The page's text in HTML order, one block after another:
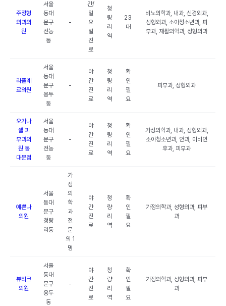
주정형
외과의
원
서울
동대
문구
전농
동
-
간/
일
요
일
진
료
청
량
리
역
23
대
비뇨의학과, 내과, 신경외과,
성형외과, 소아청소년과, 피
부과, 재활의학과, 정형외과
라플레
르의원
서울
동대
문구
용두
동
-
야
간
진
료
청
량
리
역
확
인
필
요
피부과, 성형외과
오가나
셀 피
부과의
원 동
대문점
서울
동대
문구
전농
동
-
야
간
진
료
청
량
리
역
확
인
필
요
가정의학과, 내과, 성형외과,
소아청소년과, 안과, 이비인
후과, 피부과
예쁜나
의원
서울
동대
문구
청량
리동
가
정
의
학
과
전
문
의 1
명
야
간
진
료
청
량
리
역
확
인
필
요
가정의학과, 성형외과, 피부
과
뷰티크
의원
서울
동대
문구
용두
동
-
야
간
진
료
청
량
리
역
확
인
필
요
가정의학과, 성형외과, 피부
과